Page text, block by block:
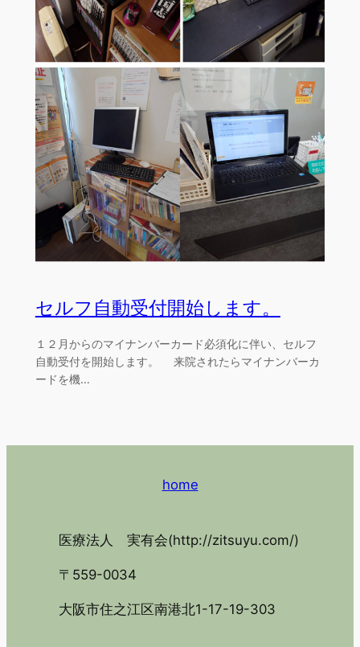
セルフ自動受付開始します。
１２月からのマイナンバーカード必須化に伴い、セルフ
自動受付を開始します。 来院されたらマイナンバーカ
ードを機…
home
医療法人 実有会(http://zitsuyu.com/)
〒559-0034
大阪市住之江区南港北1-17-19-303